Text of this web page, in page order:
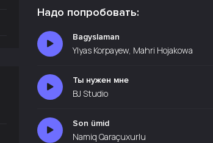
Надо попробовать:
Bagyslaman
Ylyas Korpayew, Mahri Hojakowa
Ты нужен мне
BJ Studio
Son ümid
Namiq Qaraçuxurlu